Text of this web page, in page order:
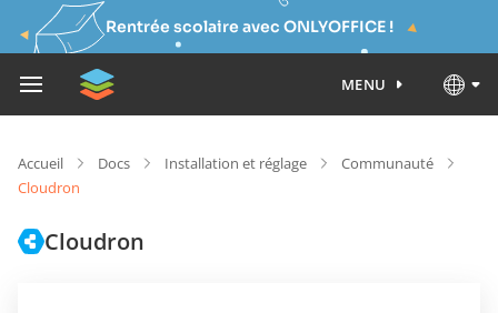
Rentrée scolaire avec ONLYOFFICE !
MENU
Accueil Docs Installation et réglage
Communauté
Cloudron
Cloudron